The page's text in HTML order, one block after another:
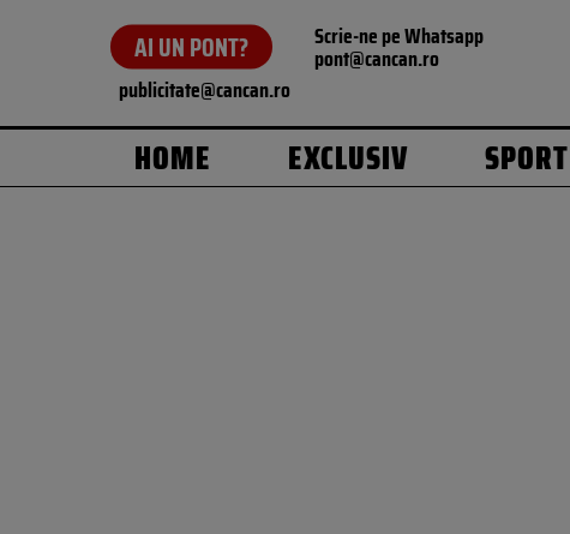
AI UN PONT? Scrie-ne pe Whatsapp
pont@cancan.ro
publicitate@cancan.ro
HOME EXCLUSIV SPORT